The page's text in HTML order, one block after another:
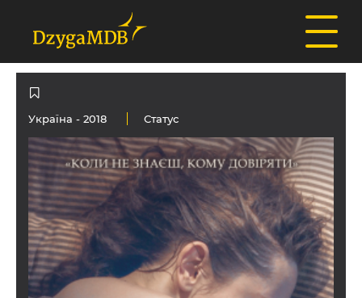
Україна - 2018 Статус